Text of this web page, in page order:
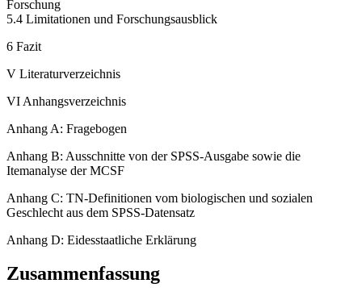
Forschung
5.4 Limitationen und Forschungsausblick
6 Fazit
V Literaturverzeichnis
VI Anhangsverzeichnis
Anhang A: Fragebogen
Anhang B: Ausschnitte von der SPSS-Ausgabe sowie die
Itemanalyse der MCSF
Anhang C: TN-Definitionen vom biologischen und sozialen
Geschlecht aus dem SPSS-Datensatz
Anhang D: Eidesstaatliche Erklärung
Zusammenfassung